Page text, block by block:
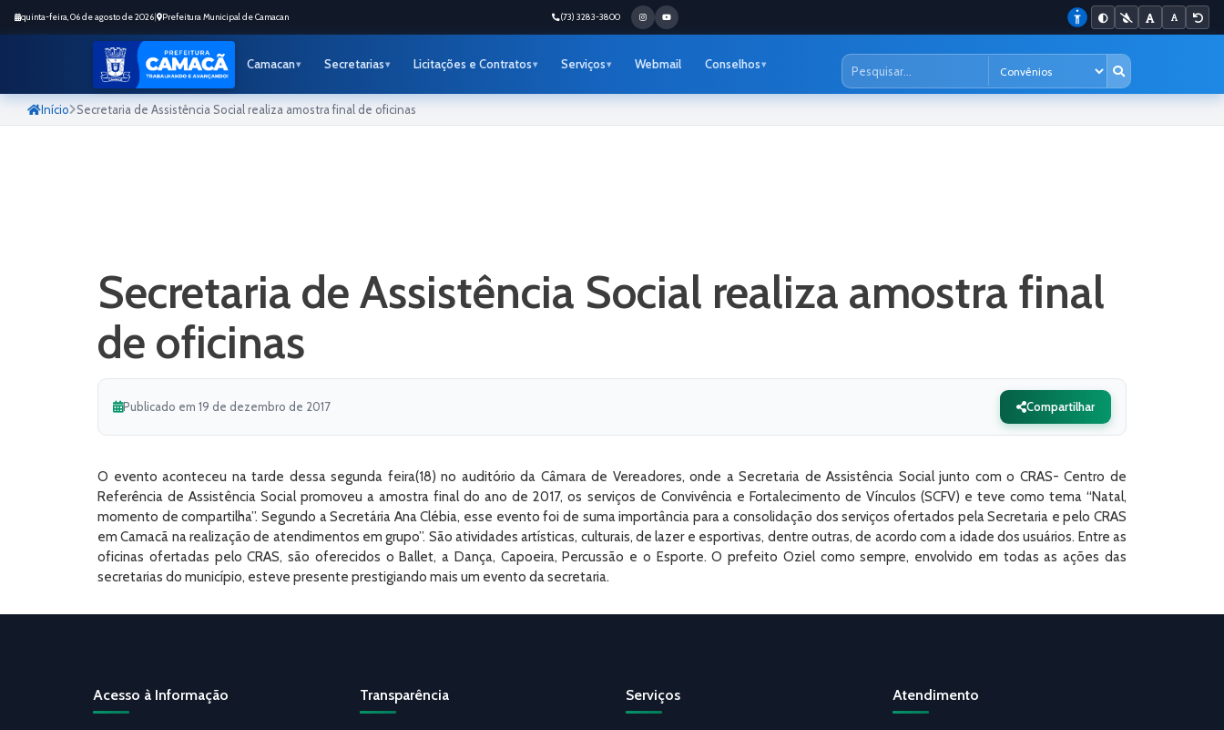
quinta-feira, 06 de agosto de 2026 Prefeitura Municipal de Camacan (73) 3283-3800
Camacan Secretarias Licitações e Contratos Serviços Webmail Conselhos
Início Secretaria de Assistência Social realiza amostra final de oficinas
Secretaria de Assistência Social realiza amostra final
de oficinas
Publicado em 19 de dezembro de 2017 Compartilhar
O evento aconteceu na tarde dessa segunda feira(18) no auditório da Câmara de Vereadores, onde a Secretaria de Assistência Social junto com o CRAS- Centro de
Referência de Assistência Social promoveu a amostra final do ano de 2017, os serviços de Convivência e Fortalecimento de Vínculos (SCFV) e teve como tema “Natal,
momento de compartilha”. Segundo a Secretária Ana Clébia, esse evento foi de suma importância para a consolidação dos serviços ofertados pela Secretaria e pelo CRAS
em Camacã na realização de atendimentos em grupo”. São atividades artísticas, culturais, de lazer e esportivas, dentre outras, de acordo com a idade dos usuários. Entre as
oficinas ofertadas pelo CRAS, são oferecidos o Ballet, a Dança, Capoeira, Percussão e o Esporte. O prefeito Oziel como sempre, envolvido em todas as ações das
secretarias do município, esteve presente prestigiando mais um evento da secretaria.
Acesso à Informação Transparência Serviços Atendimento